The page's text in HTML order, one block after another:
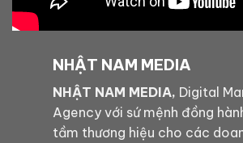
NHẬT NAM MEDIA
NHẬT NAM MEDIA, Digital
Agency với sứ mệnh đồng
tầm thương hiệu cho các